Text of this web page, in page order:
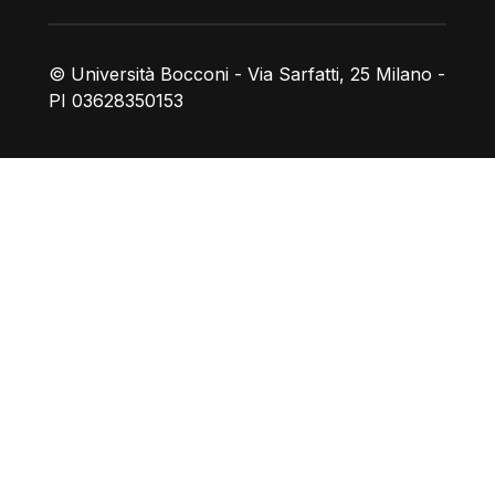
© Università Bocconi - Via Sarfatti, 25 Milano -
PI 03628350153